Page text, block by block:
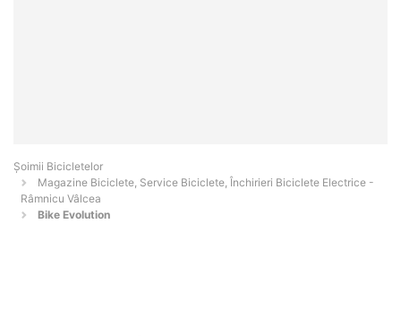
Șoimii Bicicletelor
Magazine Biciclete, Service Biciclete, Închirieri Biciclete Electrice -
Râmnicu Vâlcea
Bike Evolution